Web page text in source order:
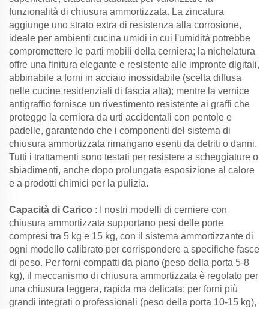
funzionalità di chiusura ammortizzata. La zincatura
aggiunge uno strato extra di resistenza alla corrosione,
ideale per ambienti cucina umidi in cui l'umidità potrebbe
compromettere le parti mobili della cerniera; la nichelatura
offre una finitura elegante e resistente alle impronte digitali,
abbinabile a forni in acciaio inossidabile (scelta diffusa
nelle cucine residenziali di fascia alta); mentre la vernice
antigraffio fornisce un rivestimento resistente ai graffi che
protegge la cerniera da urti accidentali con pentole e
padelle, garantendo che i componenti del sistema di
chiusura ammortizzata rimangano esenti da detriti o danni.
Tutti i trattamenti sono testati per resistere a scheggiature o
sbiadimenti, anche dopo prolungata esposizione al calore
e a prodotti chimici per la pulizia.
Capacità di Carico : I nostri modelli di cerniere con
chiusura ammortizzata supportano pesi delle porte
compresi tra 5 kg e 15 kg, con il sistema ammortizzante di
ogni modello calibrato per corrispondere a specifiche fasce
di peso. Per forni compatti da piano (peso della porta 5-8
kg), il meccanismo di chiusura ammortizzata è regolato per
una chiusura leggera, rapida ma delicata; per forni più
grandi integrati o professionali (peso della porta 10-15 kg),